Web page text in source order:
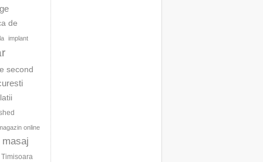
de
implant
second
online
masaj